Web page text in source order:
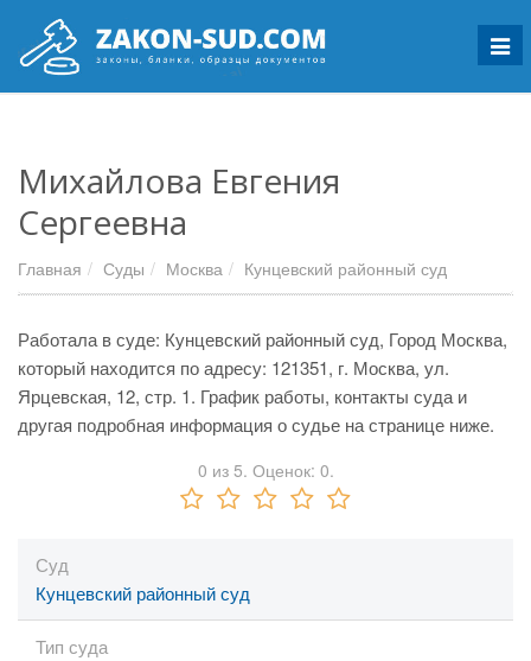
Михайлова Евгения
Сергеевна
Главная Суды Москва Кунцевский районный суд
Работала в суде: Кунцевский районный суд, Город Москва,
который находится по адресу: 121351, г. Москва, ул.
Ярцевская, 12, стр. 1. График работы, контакты суда и
другая подробная информация о судье на странице ниже.
0 из 5. Оценок: 0.
Суд
Кунцевский районный суд
Тип суда